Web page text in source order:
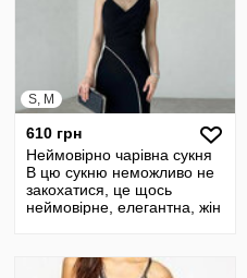
S, M
610 грн
Неймовірно чарівна сукня
В цю сукню неможливо не
закохатися, це щось
неймовірне, елегантна, жін